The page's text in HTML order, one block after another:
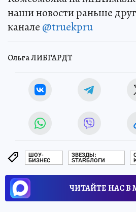
наши новости раньше
канале @truekpru
Ольга ЛИБГАРДТ
ШОУ-
БИЗНЕС
ЗВЕЗДЫ:
STARБЛОГИ
ЧИТАЙТЕ НАС В